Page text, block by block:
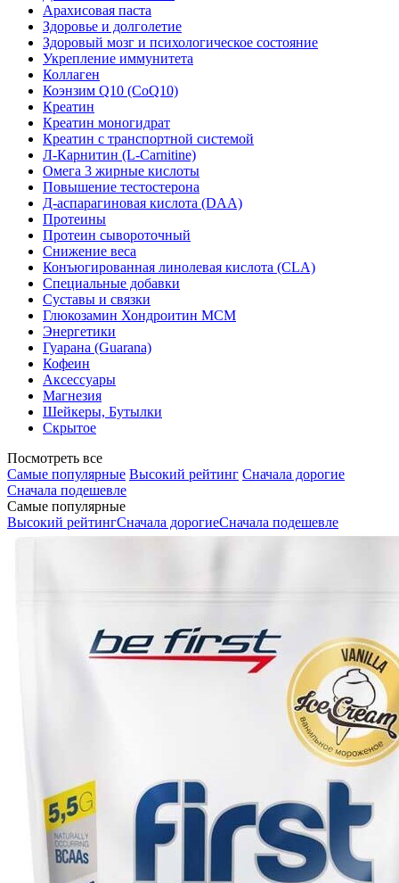
Арахисовая паста
Здоровье и долголетие
Здоровый мозг и психологическое состояние
Укрепление иммунитета
Коллаген
Коэнзим Q10 (CoQ10)
Креатин
Креатин моногидрат
Креатин с транспортной системой
Л-Карнитин (L-Сarnitine)
Омега 3 жирные кислоты
Повышение тестостерона
Д-аспарагиновая кислота (DAA)
Протеины
Протеин сывороточный
Снижение веса
Конъюгированная линолевая кислота (CLA)
Специальные добавки
Суставы и связки
Глюкозамин Хондроитин МСМ
Энергетики
Гуарана (Guarana)
Кофеин
Аксессуары
Магнезия
Шейкеры, Бутылки
Скрытое
Посмотреть все
Самые популярные Высокий рейтинг Сначала дорогие
Сначала подешевле
Самые популярные
Высокий рейтингСначала дорогиеСначала подешевле